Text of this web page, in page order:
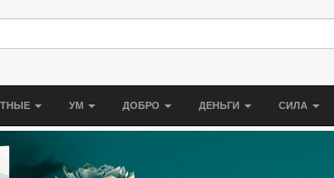
УМ ДОБРО ДЕНЬГИ СИЛА